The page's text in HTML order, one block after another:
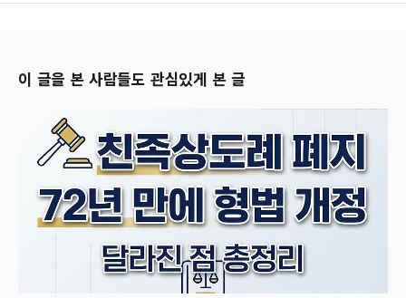
이 글을 본 사람들도 관심있게 본 글